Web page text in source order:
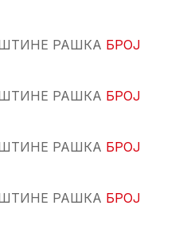
РАШКА БРОЈ
РАШКА БРОЈ
РАШКА БРОЈ
РАШКА БРОЈ